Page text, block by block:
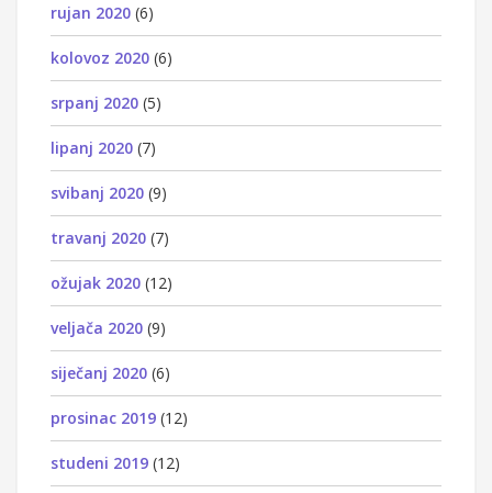
rujan 2020 (6)
kolovoz 2020 (6)
srpanj 2020 (5)
lipanj 2020 (7)
svibanj 2020 (9)
travanj 2020 (7)
ožujak 2020 (12)
veljača 2020 (9)
siječanj 2020 (6)
prosinac 2019 (12)
studeni 2019 (12)